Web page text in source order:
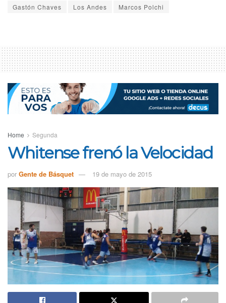
Gastón Chaves
Los Andes Marcos Polchi
Home Segunda
Whitense frenó la Velocidad
por Gente de Básquet 19 de mayo de 2015